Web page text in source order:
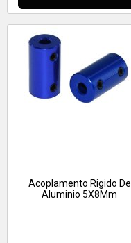
Acoplamento Rigido De
Aluminio 5X8Mm